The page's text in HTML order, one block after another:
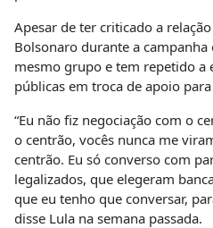
Apesar de ter criticado a
Bolsonaro durante a
mesmo grupo e tem repetido a
públicas em troca de apoio
“Eu não fiz negociação com o
o centrão, vocês nunca me
centrão. Eu só converso com
legalizados, que elegeram
que eu tenho que conversar,
disse Lula na semana passada.